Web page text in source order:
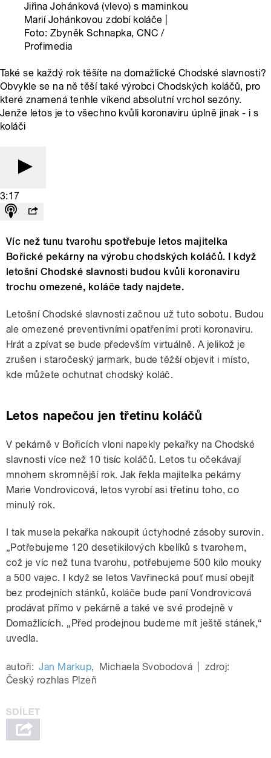
Jiřina Johánková (vlevo) s maminkou
Marií Johánkovou zdobí koláče |
Foto: Zbyněk Schnapka, CNC /
Profimedia
Také se každý rok těšíte na domažlické Chodské slavnosti?
Obvykle se na ně těší také výrobci Chodských koláčů, pro
které znamená tenhle víkend absolutní vrchol sezóny.
Jenže letos je to všechno kvůli koronaviru úplně jinak - i s
koláči
3:17
Víc než tunu tvarohu spotřebuje letos majitelka
Bořické pekárny na výrobu chodských koláčů. I když
letošní Chodské slavnosti budou kvůli koronaviru
trochu omezené, koláče tady najdete.
Letošní Chodské slavnosti začnou už tuto sobotu. Budou
ale omezené preventivními opatřeními proti koronaviru.
Hrát a zpívat se bude především virtuálně. A jelikož je
zrušen i staročeský jarmark, bude těžší objevit i místo,
kde můžete ochutnat chodský koláč.
Letos napečou jen třetinu koláčů
V pekárně v Bořicích vloni napekly pekařky na Chodské
slavnosti více než 10 tisíc koláčů. Letos tu očekávají
mnohem skromnější rok. Jak řekla majitelka pekárny
Marie Vondrovicová, letos vyrobí asi třetinu toho, co
minulý rok.
I tak musela pekařka nakoupit úctyhodné zásoby surovin.
„Potřebujeme 120 desetikilových kbelíků s tvarohem,
což je víc než tuna tvarohu, potřebujeme 500 kilo mouky
a 500 vajec. I když se letos Vavřinecká pouť musí obejít
bez prodejních stánků, koláče bude paní Vondrovicová
prodávat přímo v pekárně a také ve své prodejně v
Domažlicích. „Před prodejnou budeme mít ještě stánek,“
uvedla.
autoři: Jan Markup, Michaela Svobodová
zdroj:
Český rozhlas Plzeň